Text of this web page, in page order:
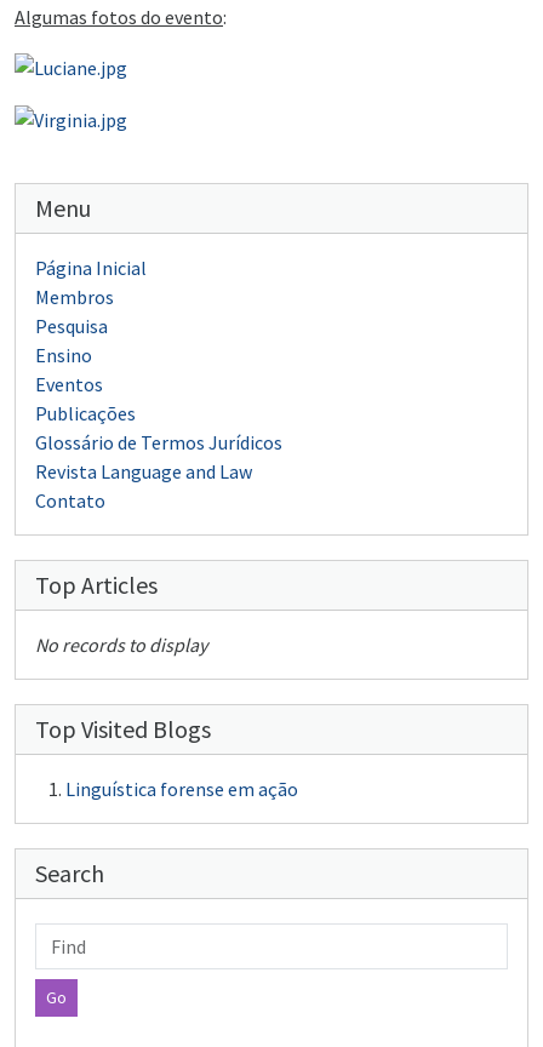
Algumas fotos do evento:
Menu
Página Inicial
Membros
Pesquisa
Ensino
Eventos
Publicações
Glossário de Termos Jurídicos
Revista Language and Law
Contato
Top Articles
No records to display
Top Visited Blogs
Linguística forense em ação
Search
Find